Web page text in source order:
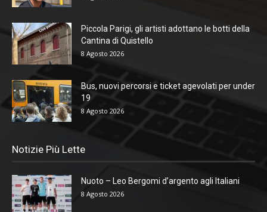
Piccola Parigi, gli artisti adottano le botti della
Cantina di Quistello
8 Agosto 2026
Bus, nuovi percorsi e ticket agevolati per under
19
8 Agosto 2026
Notizie Più Lette
Nuoto – Leo Bergomi d’argento agli Italiani
8 Agosto 2026